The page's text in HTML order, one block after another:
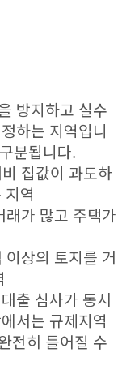
방지하고 실수
하는 지역입니
분됩니다.
집값이 과도하
역
래가 많고 주택가
상의 토지를 거
출 심사가 동시
서는 규제지역
전히 틀어질 수